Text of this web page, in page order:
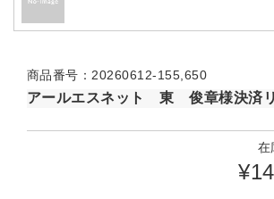
商品番号：20260612‐155,650
アールエスネット 東 俊章様決済
在